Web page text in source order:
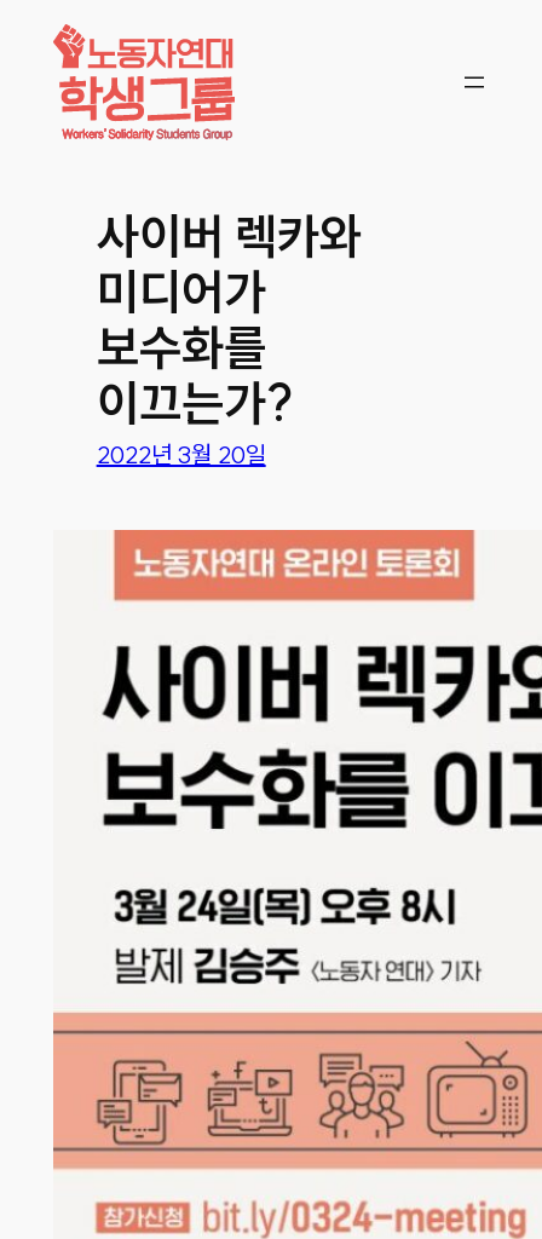
콘텐츠로
바로가기
사이버 렉카와
미디어가
보수화를
이끄는가?
2022년 3월 20일